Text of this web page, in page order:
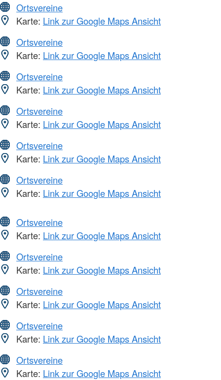
Ortsvereine
Karte: Link zur Google Maps Ansicht
Ortsvereine
Karte: Link zur Google Maps Ansicht
Ortsvereine
Karte: Link zur Google Maps Ansicht
Ortsvereine
Karte: Link zur Google Maps Ansicht
Ortsvereine
Karte: Link zur Google Maps Ansicht
Ortsvereine
Karte: Link zur Google Maps Ansicht
Ortsvereine
Karte: Link zur Google Maps Ansicht
Ortsvereine
Karte: Link zur Google Maps Ansicht
Ortsvereine
Karte: Link zur Google Maps Ansicht
Ortsvereine
Karte: Link zur Google Maps Ansicht
Ortsvereine
Karte: Link zur Google Maps Ansicht